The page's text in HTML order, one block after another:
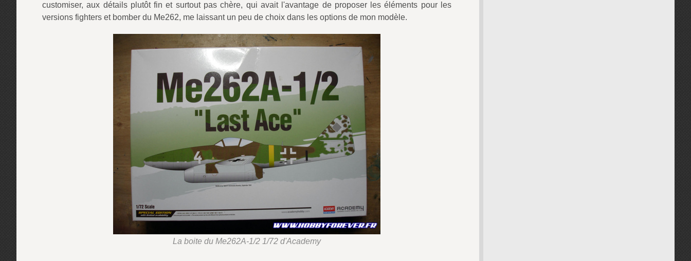
customiser, aux détails plutôt fin et surtout pas chère, qui avait l'avantage de proposer les éléments pour les
versions fighters et bomber du Me262, me laissant un peu de choix dans les options de mon modèle.
La boite du Me262A-1/2 1/72 d'Academy